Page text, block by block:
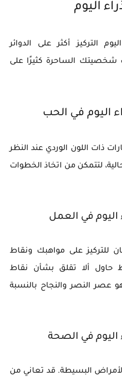
اليوم
التركيز أكثر على الدوائر
شخصيتك الساحرة كثيرًا على
اليوم في الحب
ذات اللون الوردي عند النظر
لتتمكن من اتخاذ الخطوات
اليوم في العمل
للتركيز على مواهبك ونقاط
ألا تقلق بشأن نقاط
النصر والنجاح بالنسبة
اليوم في الصحة
البسيطة. قد تعاني من